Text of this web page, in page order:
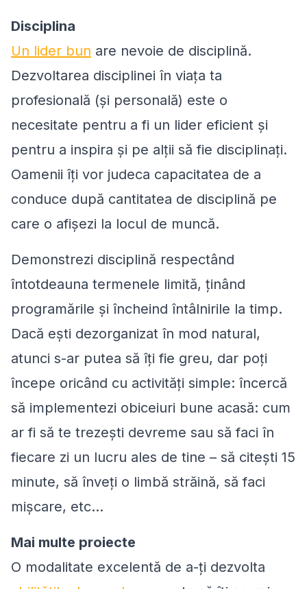
Disciplina
Un lider bun are nevoie de disciplină.
Dezvoltarea disciplinei în viața ta
profesională (și personală) este o
necesitate pentru a fi un lider eficient și
pentru a inspira și pe alții să fie disciplinați.
Oamenii îți vor judeca capacitatea de a
conduce după cantitatea de disciplină pe
care o afișezi la locul de muncă.
Demonstrezi disciplină respectând
întotdeauna termenele limită, ținând
programările și încheind întâlnirile la timp.
Dacă ești dezorganizat în mod natural,
atunci s-ar putea să îți fie greu, dar poți
începe oricând cu activități simple: încercă
să implementezi obiceiuri bune acasă: cum
ar fi să te trezești devreme sau să faci în
fiecare zi un lucru ales de tine – să citești 15
minute, să înveți o limbă străină, să faci
mișcare, etc...
Mai multe proiecte
O modalitate excelentă de a-ți dezvolta